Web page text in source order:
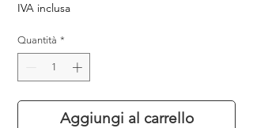
IVA inclusa
Quantità *
Aggiungi al carrello